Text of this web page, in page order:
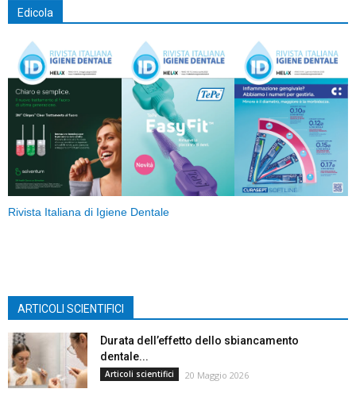
Edicola
Rivista Italiana di Igiene Dentale
ARTICOLI SCIENTIFICI
Durata dell’effetto dello sbiancamento
dentale...
Articoli scientifici 20 Maggio 2026